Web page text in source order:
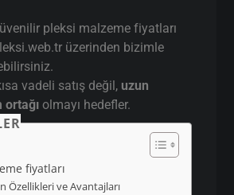
pleksi malzeme fiyatları
üzerinden bizimle
vadeli satış değil, uzun
ortağı olmayı hedefler.
fiyatları
Özellikleri ve Avantajları